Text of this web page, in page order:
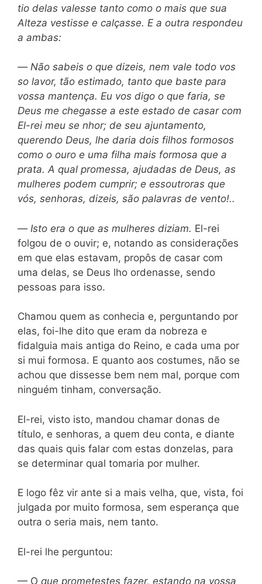
tio delas valesse tanto como o mais que sua
Alteza vestisse e calçasse. E a outra respondeu
a ambas:
— Não sabeis o que dizeis, nem vale todo vos
so lavor, tão estimado, tanto que baste para
vossa mantença. Eu vos digo o que faria, se
Deus me chegasse a este estado de casar com
El-rei meu se nhor; de seu ajuntamento,
querendo Deus, lhe daria dois filhos formosos
como o ouro e uma filha mais formosa que a
prata. A qual promessa, ajudadas de Deus, as
mulheres podem cumprir; e essoutroras que
vós, senhoras, dizeis, são palavras de vento!..
— Isto era o que as mulheres diziam. El-rei
folgou de o ouvir; e, notando as considerações
em que elas estavam, propôs de casar com
uma delas, se Deus lho ordenasse, sendo
pessoas para isso.
Chamou quem as conhecia e, perguntando por
elas, foi-lhe dito que eram da nobreza e
fidalguia mais antiga do Reino, e cada uma por
si mui formosa. E quanto aos costumes, não se
achou que dissesse bem nem mal, porque com
ninguém tinham, conversação.
El-rei, visto isto, mandou chamar donas de
título, e senhoras, a quem deu conta, e diante
das quais quis falar com estas donzelas, para
se determinar qual tomaria por mulher.
E logo fêz vir ante si a mais velha, que, vista, foi
julgada por muito formosa, sem esperança que
outra o seria mais, nem tanto.
El-rei lhe perguntou:
— O que prometestes fazer, estando na vossa